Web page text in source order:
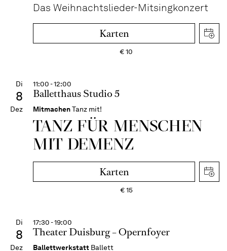
Das Weihnachtslieder-Mitsingkonzert
Karten
€10
Di
8
Dez
11:00 - 12:00
Balletthaus Studio 5
MitmachenTanz mit!
TANZ FÜR MENSCHEN
MIT DEMENZ
Karten
€15
Di
8
Dez
17:30 - 19:00
Theater Duisburg – Opernfoyer
Ballettwerkstatt Ballett